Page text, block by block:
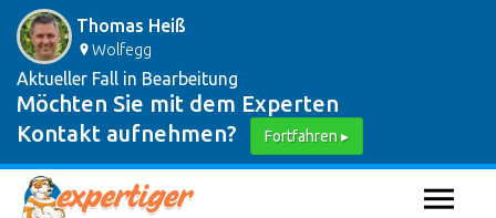
Thomas Heiß
Wolfegg
Aktueller Fall in Bearbeitung
Möchten Sie mit dem Experten
Kontakt aufnehmen?
Fortfahren ▸